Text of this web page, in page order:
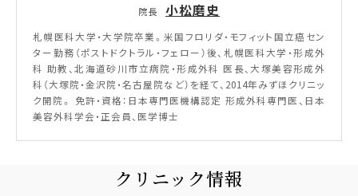
院長 小松磨史
札幌医科大学・大学院卒業。米国フロリダ・モフィット国立癌セン
ター勤務（ポストドクトラル・フェロー）後、札幌医科大学・形成外
科 助教、北海道砂川市立病院・形成外科 医長、大塚美容形成外
科（大塚院・金沢院・名古屋院など）を経て、2014年みずほクリニッ
ク開院。 免許・資格：日本専門医機構認定 形成外科専門医、日本
美容外科学会・正会員、医学博士
クリニック情報